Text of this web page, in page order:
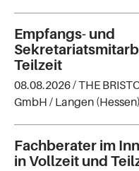
Empfangs- und
Teilzeit
08.08.2026 /THE
GmbH / Langen (Hessen)
Fachberater im
in Vollzeit und